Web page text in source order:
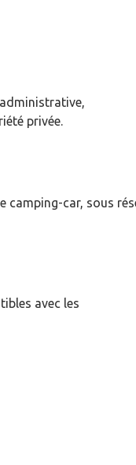
privée.
camping-car, sous
avec les